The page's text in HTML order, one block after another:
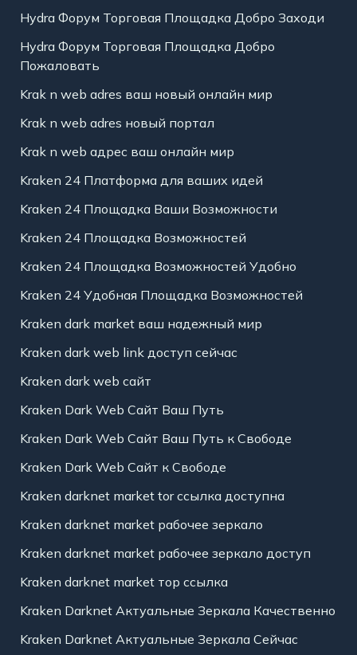
Hydra Форум Торговая Площадка Добро Заходи
Hydra Форум Торговая Площадка Добро
Пожаловать
Krak n web adres ваш новый онлайн мир
Krak n web adres новый портал
Krak n web адрес ваш онлайн мир
Kraken 24 Платформа для ваших идей
Kraken 24 Площадка Ваши Возможности
Kraken 24 Площадка Возможностей
Kraken 24 Площадка Возможностей Удобно
Kraken 24 Удобная Площадка Возможностей
Kraken dark market ваш надежный мир
Kraken dark web link доступ сейчас
Kraken dark web сайт
Kraken Dark Web Сайт Ваш Путь
Kraken Dark Web Сайт Ваш Путь к Свободе
Kraken Dark Web Сайт к Свободе
Kraken darknet market tor ссылка доступна
Kraken darknet market рабочее зеркало
Kraken darknet market рабочее зеркало доступ
Kraken darknet market тор ссылка
Kraken Darknet Актуальные Зеркала Качественно
Kraken Darknet Актуальные Зеркала Сейчас